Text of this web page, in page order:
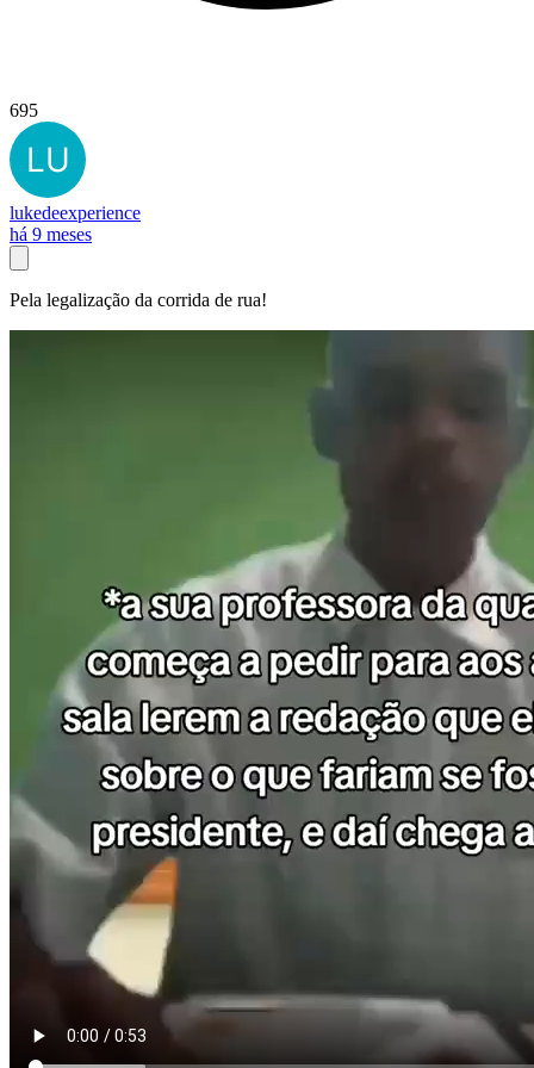
695
lukedeexperience
há 9 meses
Pela legalização da corrida de rua!